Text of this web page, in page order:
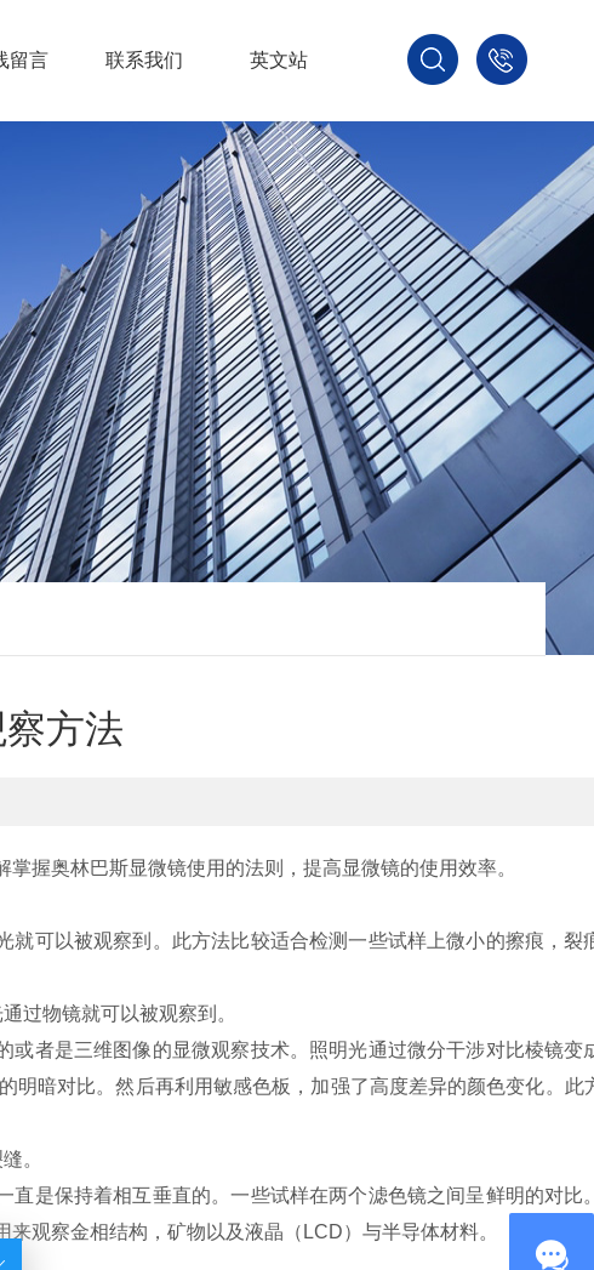
留言 联系我们 英文站
方法
握奥林巴斯显微镜使用的法则，提高显微镜的使用效率。
可以被观察到。此方法比较适合检测一些试样上微小的擦痕，裂
过物镜就可以被观察到。
者是三维图像的显微观察技术。照明光通过微分干涉对比棱镜变
暗对比。然后再利用敏感色板，加强了高度差异的颜色变化。此
。
是保持着相互垂直的。一些试样在两个滤色镜之间呈鲜明的对比
观察金相结构，矿物以及液晶（LCD）与半导体材料。